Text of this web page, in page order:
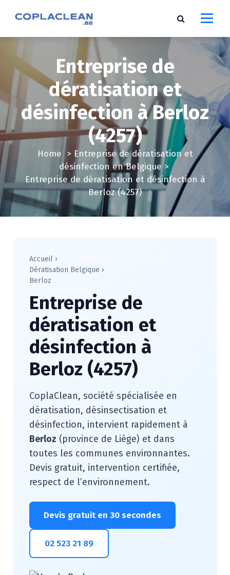
e
n
t
Entreprise de
dératisation et
désinfection à Berloz
(4257)
Home > Entreprise de dératisation et
désinfection en Belgique>
Entreprise de dératisation et désinfection à
Berloz (4257)
Accueil ›
Dératisation Belgique ›
Berloz
Entreprise de
dératisation et
désinfection à
Berloz (4257)
CoplaClean, société spécialisée en
dératisation, désinsectisation et
désinfection, intervient rapidement à
Berloz (province de Liège) et dans
toutes les communes environnantes.
Devis gratuit, intervention certifiée,
respect de l’environnement.
Devis gratuit en 30 secondes
02 523 21 89